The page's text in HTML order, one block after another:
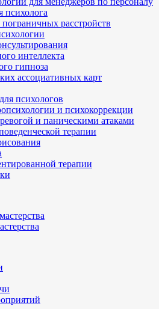
расстройств
интеллекта
гипноза
ассоциативных карт
психологов
и психокоррекции
и паническими атаками
терапии
терапии